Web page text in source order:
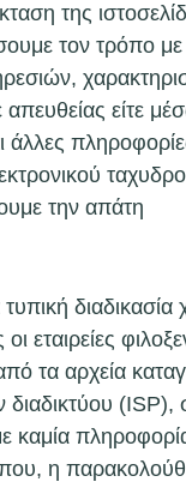
της
τον τρόπο με
απευθείας είτε
την απάτη
εταιρείες
τα αρχεία
(ISP),
καμία
η